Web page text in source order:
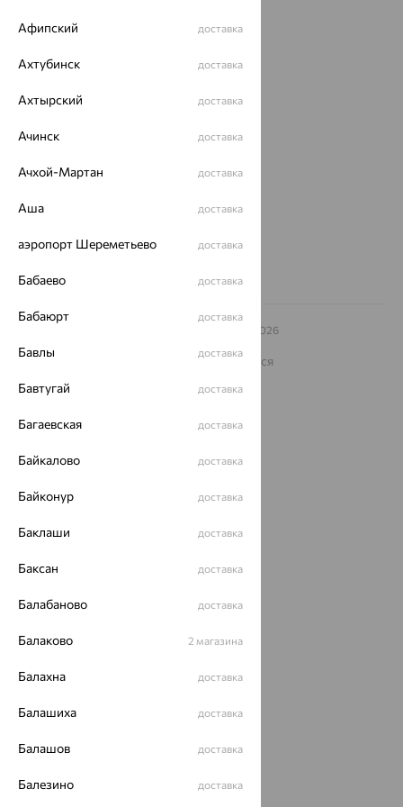
Магазины
Покупателям
О нас
ул. Зегеля, 27/2
8 (800) 250-02-30
– 2026
На информационном ресурсе применяются
Афипский доставка
Ахтубинск доставка
Ахтырский доставка
Ачинск доставка
Ачхой-Мартан доставка
Аша доставка
аэропорт Шереметьево доставка
Бабаево доставка
Бабаюрт доставка
Бавлы доставка
Бавтугай доставка
Багаевская доставка
Байкалово доставка
Байконур доставка
Баклаши доставка
Баксан доставка
Балабаново доставка
Балаково 2 магазина
Балахна доставка
Балашиха доставка
Балашов доставка
Балезино доставка